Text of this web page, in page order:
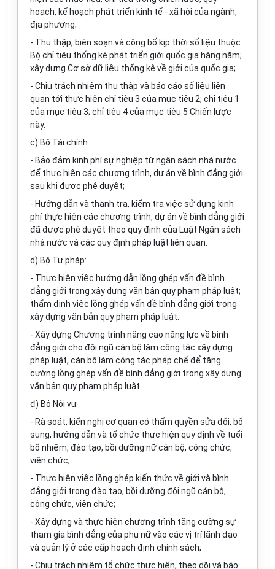
hoạch, kế hoạch phát triển kinh tế - xã hội của ngành,
địa phương;
- Thu thập, biên soạn và công bố kịp thời số liệu thuộc
Bộ chỉ tiêu thống kê phát triển giới quốc gia hàng năm;
xây dựng Cơ sở dữ liệu thống kê về giới của quốc gia;
- Chịu trách nhiệm thu thập và báo cáo số liệu liên
quan tới thực hiện chỉ tiêu 3 của mục tiêu 2; chỉ tiêu 1
của mục tiêu 3; chỉ tiêu 4 của mục tiêu 5 Chiến lược
này.
c) Bộ Tài chính:
- Bảo đảm kinh phí sự nghiệp từ ngân sách nhà nước
để thực hiện các chương trình, dự án về bình đẳng giới
sau khi được phê duyệt;
- Hướng dẫn và thanh tra, kiểm tra việc sử dụng kinh
phí thực hiện các chương trình, dự án về bình đẳng giới
đã được phê duyệt theo quy định của Luật Ngân sách
nhà nước và các quy định pháp luật liên quan.
d) Bộ Tư pháp:
- Thực hiện việc hướng dẫn lồng ghép vấn đề bình
đẳng giới trong xây dựng văn bản quy phạm pháp luật;
thẩm định việc lồng ghép vấn đề bình đẳng giới trong
xây dựng văn bản quy phạm pháp luật.
- Xây dựng Chương trình nâng cao năng lực về bình
đẳng giới cho đội ngũ cán bộ làm công tác xây dựng
pháp luật, cán bộ làm công tác pháp chế để tăng
cường lồng ghép vấn đề bình đẳng giới trong xây dựng
văn bản quy phạm pháp luật.
đ) Bộ Nội vụ:
- Rà soát, kiến nghị cơ quan có thẩm quyền sửa đổi, bổ
sung, hướng dẫn và tổ chức thực hiện quy định về tuổi
bổ nhiệm, đào tạo, bồi dưỡng nữ cán bộ, công chức,
viên chức;
- Thực hiện việc lồng ghép kiến thức về giới và bình
đẳng giới trong đào tạo, bồi dưỡng đội ngũ cán bộ,
công chức, viên chức;
- Xây dựng và thực hiện chương trình tăng cường sự
tham gia bình đẳng của phụ nữ vào các vị trí lãnh đạo
và quản lý ở các cấp hoạch định chính sách;
- Chịu trách nhiệm tổ chức thực hiện, theo dõi và báo